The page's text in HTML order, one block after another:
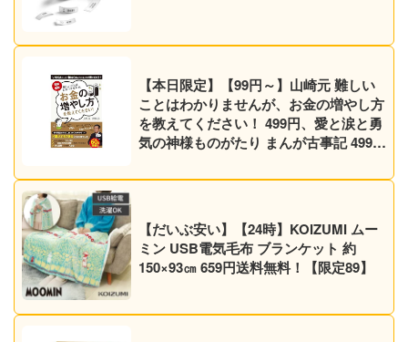
【本日限定】【99円～】山崎元 難しい
ことはわかりませんが、お金の増やし方
を教えてください！ 499円、愛と涙と勇
気の神様ものがたり まんが古事記 499円
【だいぶ安い】【24時】KOIZUMI ムー
ミン USB電気毛布 ブランケット 約
150×93㎝ 659円送料無料！【限定89】